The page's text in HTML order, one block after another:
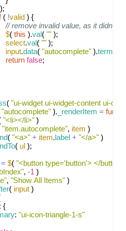
( !valid ) {
// remove invalid value, as it didn't
$( this ).val( "" );
select.val( "" );
input.data( "autocomplete" ).term
return false;
( "ui-widget ui-widget-content ui-
"autocomplete" ). _renderItem =
"<li></li>" )
"item.autocomplete", item )
( "<a>" + item.label + "</a>" )
( ul );
= $( "<button type='button'> </
, -1 )
, "Show All Items" )
( input )
: {
: "ui-icon-triangle-1-s"